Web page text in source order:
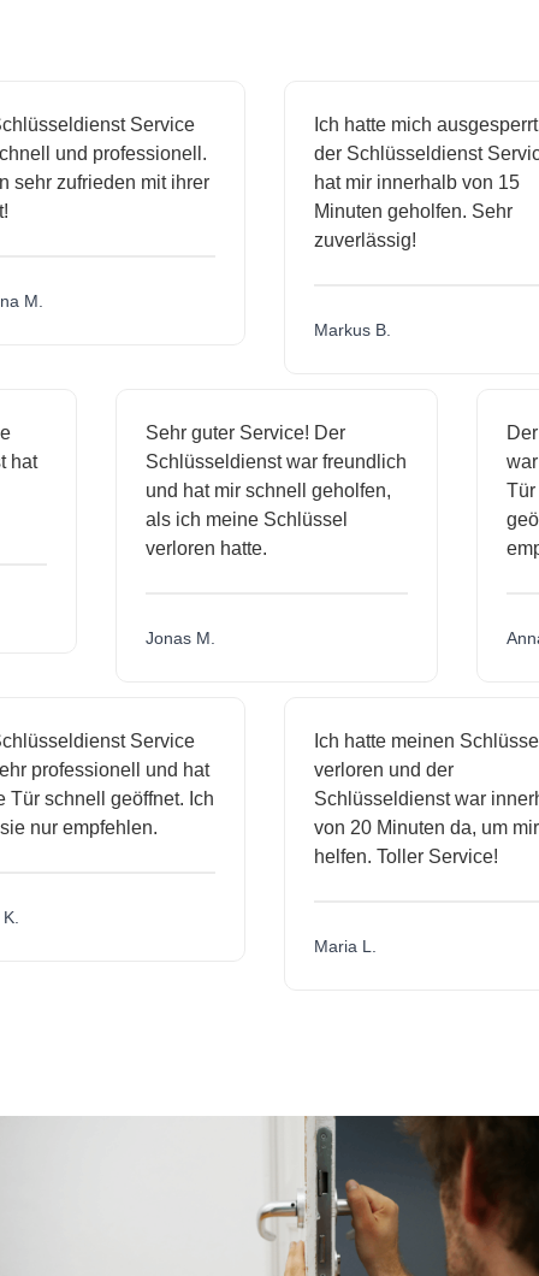
Service
und professionell.
zufrieden mit ihrer
M.
Ich hatte mich ausgesperrt
der Schlüsseldienst Service
hat mir innerhalb von 15
Minuten geholfen. Sehr
zuverlässig!
Markus B.
hat
Sehr guter Service! Der
Schlüsseldienst war freundlich
und hat mir schnell geholfen,
als ich meine Schlüssel
verloren hatte.
Jonas M.
Service
professionell und hat
schnell geöffnet. Ich
nur empfehlen.
Ich hatte meinen Schlüssel
verloren und der
Schlüsseldienst war
von 20 Minuten da, um mir
helfen. Toller Service!
Maria L.